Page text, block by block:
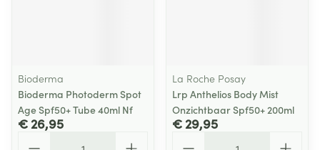
Bioderma
Bioderma Photoderm Spot
Age Spf50+ Tube 40ml Nf
€ 26,95
La Roche Posay
Lrp Anthelios Body Mist
Onzichtbaar Spf50+ 200ml
€ 29,95